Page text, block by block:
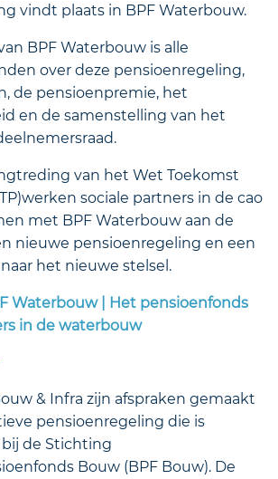
vindt plaats in BPF Waterbouw.
BPF Waterbouw is alle
over deze pensioenregeling,
de pensioenpremie, het
en de samenstelling van het
van het Wet Toekomst
sociale partners in de cao
met BPF Waterbouw aan de
nieuwe pensioenregeling en een
het nieuwe stelsel.
Waterbouw | Het pensioenfonds
in de waterbouw
& Infra zijn afspraken gemaakt
pensioenregeling die is
de Stichting
Bouw (BPF Bouw). De